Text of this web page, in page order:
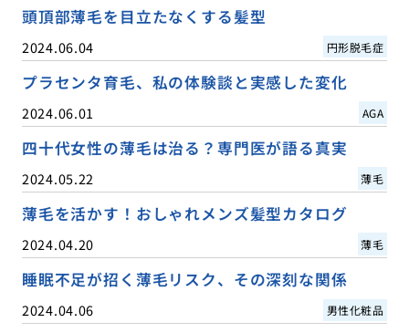
頭頂部薄毛を目立たなくする髪型
2024.06.04 円形脱毛症
プラセンタ育毛、私の体験談と実感した変化
2024.06.01 AGA
四十代女性の薄毛は治る？専門医が語る真実
2024.05.22 薄毛
薄毛を活かす！おしゃれメンズ髪型カタログ
2024.04.20 薄毛
睡眠不足が招く薄毛リスク、その深刻な関係
2024.04.06 男性化粧品